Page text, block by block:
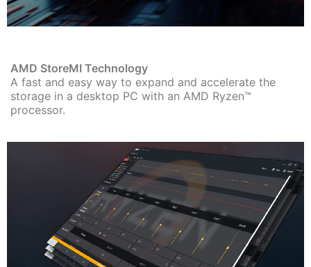
AMD StoreMI Technology
A fast and easy way to expand and accelerate the
storage in a desktop PC with an AMD Ryzen™
processor.